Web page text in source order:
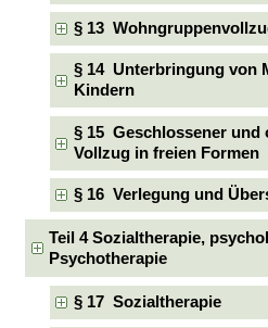
§ 13
§ 14 Unterbringung von
Kindern
§ 15 Geschlossener und
Vollzug in freien Formen
§ 16 Verlegung und
Teil 4 Sozialtherapie,
Psychotherapie
§ 17 Sozialtherapie